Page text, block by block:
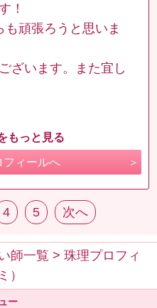
！
頑張ろうと思いま
ざいます。また宜し
もっと見る
フィールへ
4 5 次へ
師一覧 >珠理プロフィ
）
ー